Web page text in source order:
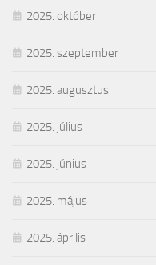
2025. október
2025. szeptember
2025. augusztus
2025. július
2025. június
2025. május
2025. április